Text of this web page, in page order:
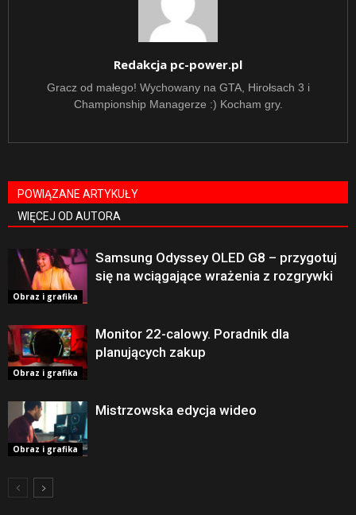
Redakcja pc-power.pl
Gracz od małego! Wychowany na GTA, Hirołsach 3 i
Championship Managerze :) Kocham gry.
POWIĄZANE ARTYKUŁY
WIĘCEJ OD AUTORA
Obraz i grafika
Samsung Odyssey OLED G8 – przygotuj
się na wciągające wrażenia z rozgrywki
Obraz i grafika
Monitor 22-calowy. Poradnik dla
planujących zakup
Obraz i grafika
Mistrzowska edycja wideo